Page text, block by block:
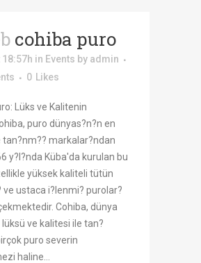
cohiba puro
18:57h in Events by admin
0 Likes
Lüks ve Kalitenin
puro dünyas?n?n en
tan?nm?? markalar?ndan
y?l?nda Küba'da kurulan bu
yüksek kaliteli tütün
ve ustaca i?lenmi? purolar?
Cohiba, dünya
ve kalitesi ile tan?
puro severin
haline...